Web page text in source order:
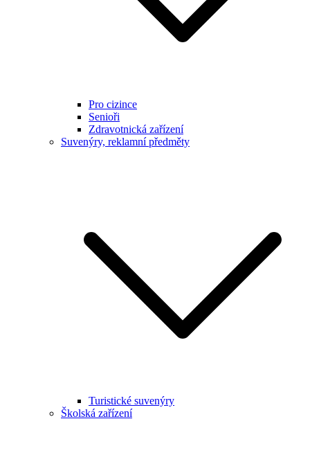
Pro cizince
Senioři
Zdravotnická zařízení
Suvenýry, reklamní předměty
Turistické suvenýry
Školská zařízení